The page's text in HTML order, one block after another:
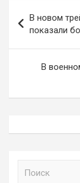
по
записям
В новом
показали
В